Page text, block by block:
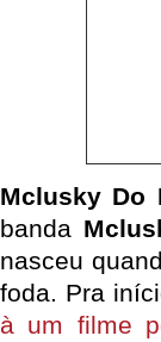
Mclusky Do
banda
nasceu
foda. Pra
à um filme